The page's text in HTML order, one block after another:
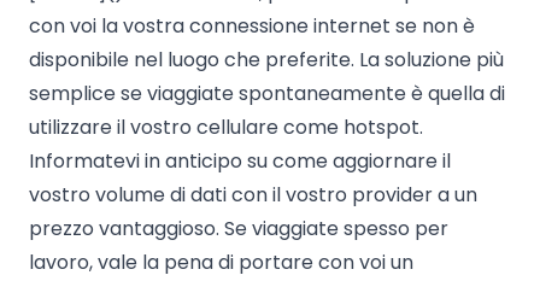
con voi la vostra connessione internet se non è
disponibile nel luogo che preferite. La soluzione più
semplice se viaggiate spontaneamente è quella di
utilizzare il vostro cellulare come hotspot.
Informatevi in anticipo su come aggiornare il
vostro volume di dati con il vostro provider a un
prezzo vantaggioso. Se viaggiate spesso per
lavoro, vale la pena di portare con voi un